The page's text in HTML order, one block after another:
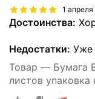
1
Достоинства:
Недостатки: Уже
Товар — Бумага
листов упаковка